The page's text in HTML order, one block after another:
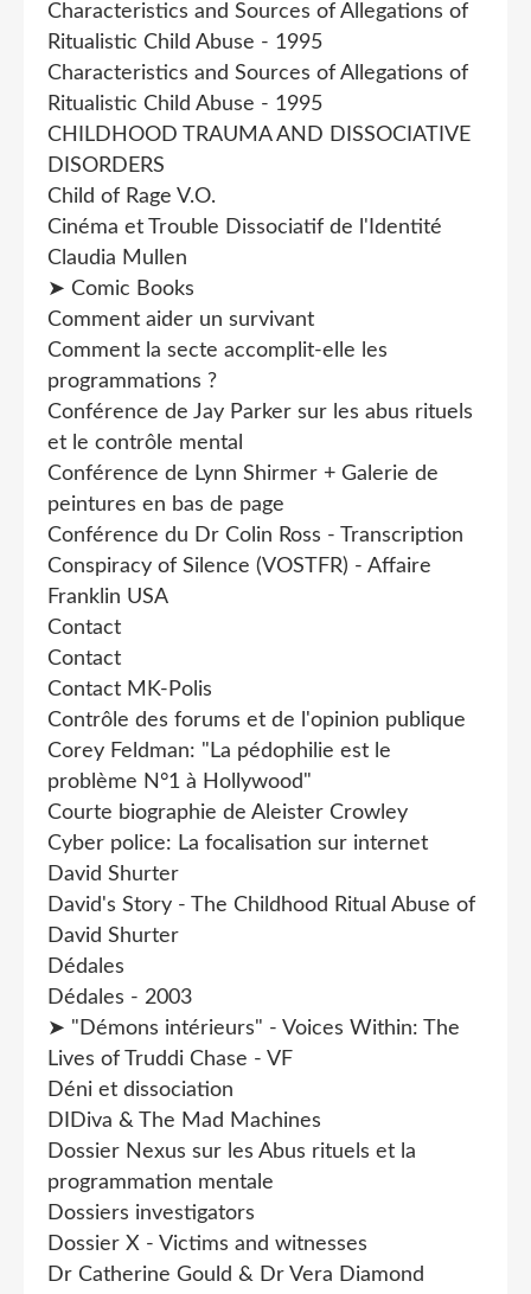
Characteristics and Sources of Allegations of
Ritualistic Child Abuse - 1995
Characteristics and Sources of Allegations of
Ritualistic Child Abuse - 1995
CHILDHOOD TRAUMA AND DISSOCIATIVE
DISORDERS
Child of Rage V.O.
Cinéma et Trouble Dissociatif de l'Identité
Claudia Mullen
➤ Comic Books
Comment aider un survivant
Comment la secte accomplit-elle les
programmations ?
Conférence de Jay Parker sur les abus rituels
et le contrôle mental
Conférence de Lynn Shirmer + Galerie de
peintures en bas de page
Conférence du Dr Colin Ross - Transcription
Conspiracy of Silence (VOSTFR) - Affaire
Franklin USA
Contact
Contact
Contact MK-Polis
Contrôle des forums et de l'opinion publique
Corey Feldman: "La pédophilie est le
problème N°1 à Hollywood"
Courte biographie de Aleister Crowley
Cyber police: La focalisation sur internet
David Shurter
David's Story - The Childhood Ritual Abuse of
David Shurter
Dédales
Dédales - 2003
➤ "Démons intérieurs" - Voices Within: The
Lives of Truddi Chase - VF
Déni et dissociation
DIDiva & The Mad Machines
Dossier Nexus sur les Abus rituels et la
programmation mentale
Dossiers investigators
Dossier X - Victims and witnesses
Dr Catherine Gould & Dr Vera Diamond